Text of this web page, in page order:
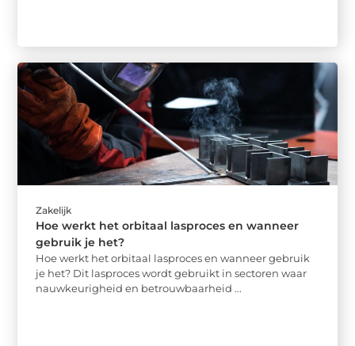
Zakelijk
Hoe werkt het orbitaal lasproces en wanneer
gebruik je het?
Hoe werkt het orbitaal lasproces en wanneer gebruik
je het? Dit lasproces wordt gebruikt in sectoren waar
nauwkeurigheid en betrouwbaarheid ...